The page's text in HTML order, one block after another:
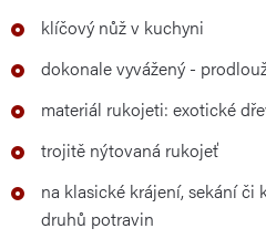
klíčový nůž v kuchyni
dokonale vyvážený -
materiál rukojeti: exotické
trojitě nýtovaná rukojeť
na klasické krájení, sekání či
druhů potravin